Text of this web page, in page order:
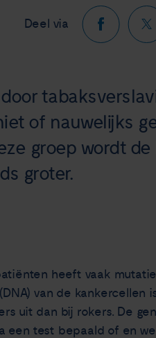
Deel via
of nauwelijks
groep wordt
groter.
heeft vaak
van de kankercellen
uit dan bij rokers. De
een test bepaald of en